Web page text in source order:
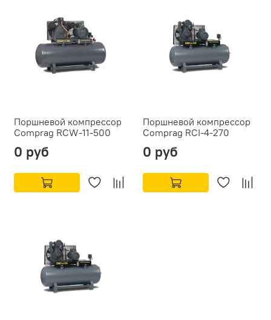
Поршневой компрессор
Comprag RCW-11-500
0 руб
Поршневой компрессор
Comprag RCI-4-270
0 руб